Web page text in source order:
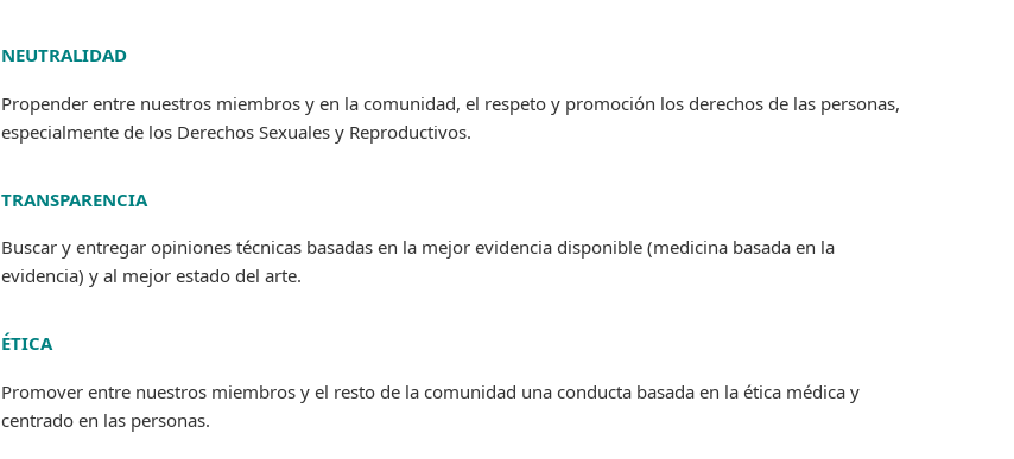
NEUTRALIDAD
Propender entre nuestros miembros y en la comunidad, el respeto y promoción los derechos de las personas,
especialmente de los Derechos Sexuales y Reproductivos.
TRANSPARENCIA
Buscar y entregar opiniones técnicas basadas en la mejor evidencia disponible (medicina basada en la
evidencia) y al mejor estado del arte.
ÉTICA
Promover entre nuestros miembros y el resto de la comunidad una conducta basada en la ética médica y
centrado en las personas.